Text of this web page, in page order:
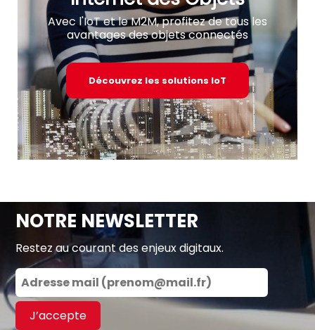
Avec l'IoT et le M2M, profitez de tous les
avantages des objets connectés
Découvrez les solutions IoT
NOTRE NEWSLETTER
Restez au courant des enjeux digitaux.
J’accepte